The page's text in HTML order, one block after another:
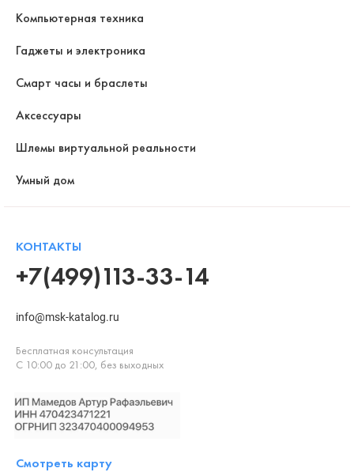
Компьютерная техника
Гаджеты и электроника
Смарт часы и браслеты
Аксессуары
Шлемы виртуальной реальности
Умный дом
КОНТАКТЫ
+7(499)113-33-14
info@msk-katalog.ru
Бесплатная консультация
С 10:00 до 21:00, без выходных
Смотреть карту